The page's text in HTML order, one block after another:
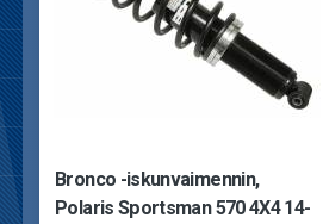
Bronco -iskunvaimennin,
Polaris Sportsman 570 4X4 14-